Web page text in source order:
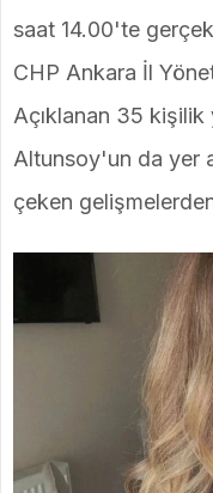
saat 14.00'te
CHP Ankara İl
Açıklanan 35
Altunsoy'un da yer
çeken